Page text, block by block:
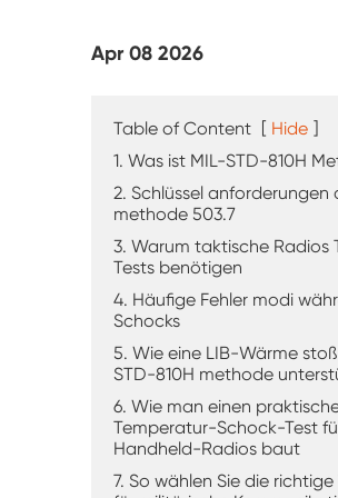
Staub prüf kammer
Regen Test kammer
Begehbare Kammer
Spezielle Test kammer
IP-Test geräte
Apr 08 2026
Table of Content [ Hide ]
1. Was ist MIL-STD-810H
2. Schlüssel anforderungen
methode 503.7
3. Warum taktische
Tests benötigen
4. Häufige Fehler modi
Schocks
5. Wie eine LIB-Wärme
STD-810H methode
6. Wie man einen
Temperatur-Schock-Test
Handheld-Radios baut
7. So wählen Sie die